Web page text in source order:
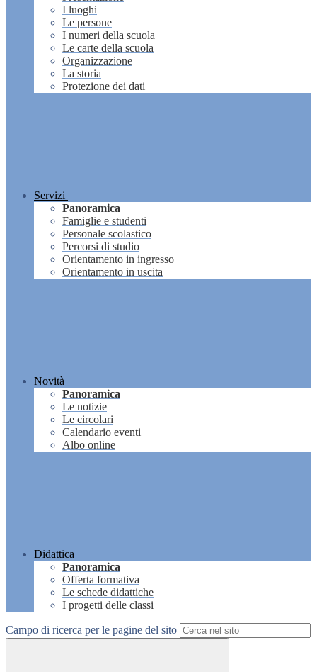
I luoghi
Le persone
I numeri della scuola
Le carte della scuola
Organizzazione
La storia
Protezione dei dati
Servizi
Panoramica
Famiglie e studenti
Personale scolastico
Percorsi di studio
Orientamento in ingresso
Orientamento in uscita
Novità
Panoramica
Le notizie
Le circolari
Calendario eventi
Albo online
Didattica
Panoramica
Offerta formativa
Le schede didattiche
I progetti delle classi
Campo di ricerca per le pagine del sito